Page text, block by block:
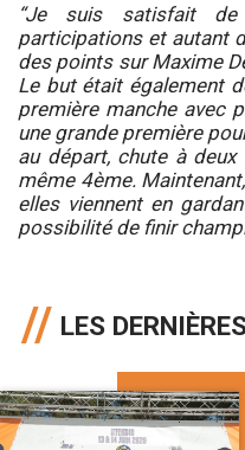
“Je suis satisfait
participations et autant
des points sur Maxime
Le but était également
première manche avec
une grande première
au départ, chute à
même 4ème.
elles viennent en
possibilité de finir
LES